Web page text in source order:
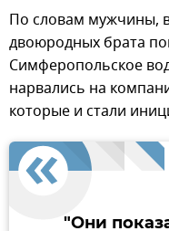
По словам мужчины,
двоюродных брата
Симферопольское
нарвались на
которые и стали
"Они